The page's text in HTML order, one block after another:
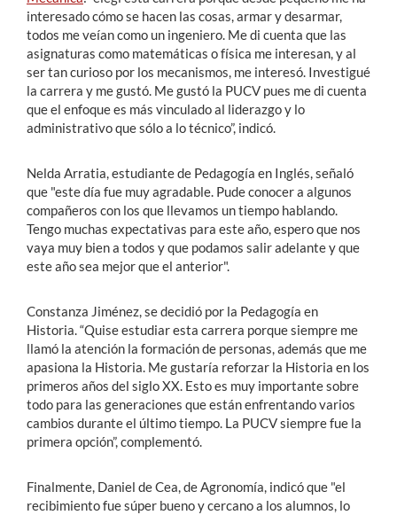
interesado cómo se hacen las cosas, armar y desarmar,
todos me veían como un ingeniero. Me di cuenta que las
asignaturas como matemáticas o física me interesan, y al
ser tan curioso por los mecanismos, me interesó. Investigué
la carrera y me gustó. Me gustó la PUCV pues me di cuenta
que el enfoque es más vinculado al liderazgo y lo
administrativo que sólo a lo técnico”, indicó.
Nelda Arratia, estudiante de Pedagogía en Inglés, señaló
que "este día fue muy agradable. Pude conocer a algunos
compañeros con los que llevamos un tiempo hablando.
Tengo muchas expectativas para este año, espero que nos
vaya muy bien a todos y que podamos salir adelante y que
este año sea mejor que el anterior".
Constanza Jiménez, se decidió por la Pedagogía en
Historia. “Quise estudiar esta carrera porque siempre me
llamó la atención la formación de personas, además que me
apasiona la Historia. Me gustaría reforzar la Historia en los
primeros años del siglo XX. Esto es muy importante sobre
todo para las generaciones que están enfrentando varios
cambios durante el último tiempo. La PUCV siempre fue la
primera opción”, complementó.
Finalmente, Daniel de Cea, de Agronomía, indicó que "el
recibimiento fue súper bueno y cercano a los alumnos, lo